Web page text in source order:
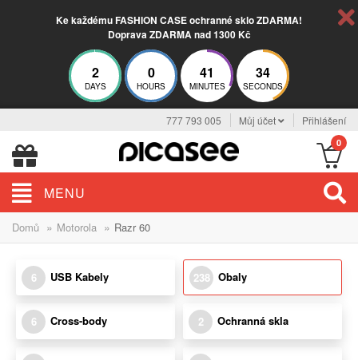
Ke každému FASHION CASE ochranné sklo ZDARMA!
Doprava ZDARMA nad 1300 Kč
2
DAYS
0
HOURS
41
MINUTES
33
SECONDS
777 793 005 Můj účet Přihlášení
0
MENU
Domů » Motorola » Razr 60
6 USB Kabely 238 Obaly
6 Cross-body 2 Ochranná skla